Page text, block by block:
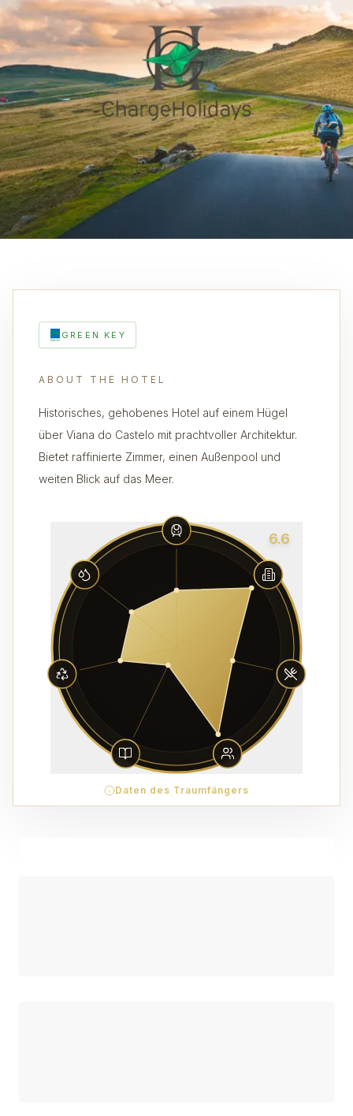
GREEN KEY
ABOUT THE HOTEL
Historisches, gehobenes Hotel auf einem Hügel
über Viana do Castelo mit prachtvoller Architektur.
Bietet raffinierte Zimmer, einen Außenpool und
weiten Blick auf das Meer.
6.6
Daten des Traumfängers